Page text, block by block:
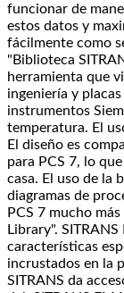
funcionar de
estos datos y
fácilmente como
"Biblioteca
herramienta que
ingeniería y
instrumentos
temperatura. El
El diseño es
para PCS 7, lo
casa. El uso de la
diagramas de
PCS 7 mucho
Library".
características
incrustados en la
SITRANS da